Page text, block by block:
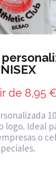
de 8,95
Ideal
o